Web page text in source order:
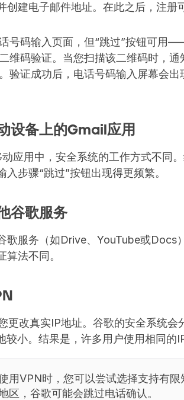
创建电子邮件地址。在此之后，注册
号码输入页面，但“跳过”按钮可用
维码验证。当您扫描该二维码时，
验证成功后，电话号码输入屏幕会
设备上的Gmail应用
应用中，安全系统的工作方式不同
入步骤“跳过”按钮出现得更频繁。
谷歌服务
歌服务（如Drive、YouTube或Docs
算法不同。
更改真实IP地址。谷歌的安全系统
较小。结果是，许多用户使用相同的IP
用VPN时，您可以尝试选择支持有
区，谷歌可能会跳过电话确认。